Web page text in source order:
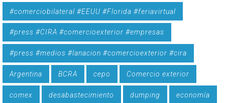
#comerciobilateral #EEUU #Florida #feriavirtual
#press #CIRA #comercioexterior #empresas
#press #medios #lanacion #comercioexterior #cira
Argentina BCRA cepo Comercio exterior
comex desabastecimiento dumping economía